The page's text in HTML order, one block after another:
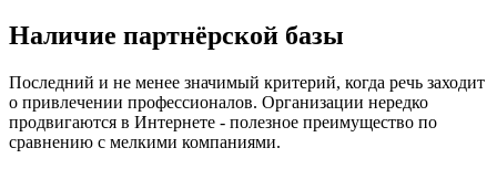
Наличие партнёрской базы
Последний и не менее значимый критерий, когда речь заходит
о привлечении профессионалов. Организации нередко
продвигаются в Интернете - полезное преимущество по
сравнению с мелкими компаниями.